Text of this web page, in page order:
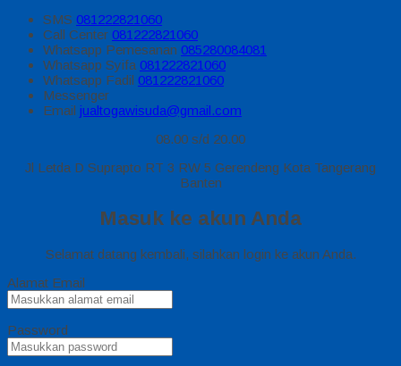
SMS 081222821060
Call Center 081222821060
Whatsapp Pemesanan 085280084081
Whatsapp Syifa 081222821060
Whatsapp Fadil 081222821060
Messenger
Email jualtogawisuda@gmail.com
08.00 s/d 20.00
Jl Letda D Suprapto RT 3 RW 5 Gerendeng Kota Tangerang
Banten
Masuk ke akun Anda
Selamat datang kembali, silahkan login ke akun Anda.
Alamat Email
Password